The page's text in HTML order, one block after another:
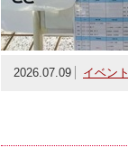
2026.07.09 イベント